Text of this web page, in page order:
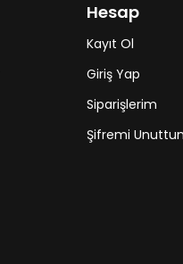
Hesap
Kayıt Ol
Giriş Yap
Siparişlerim
Şifremi